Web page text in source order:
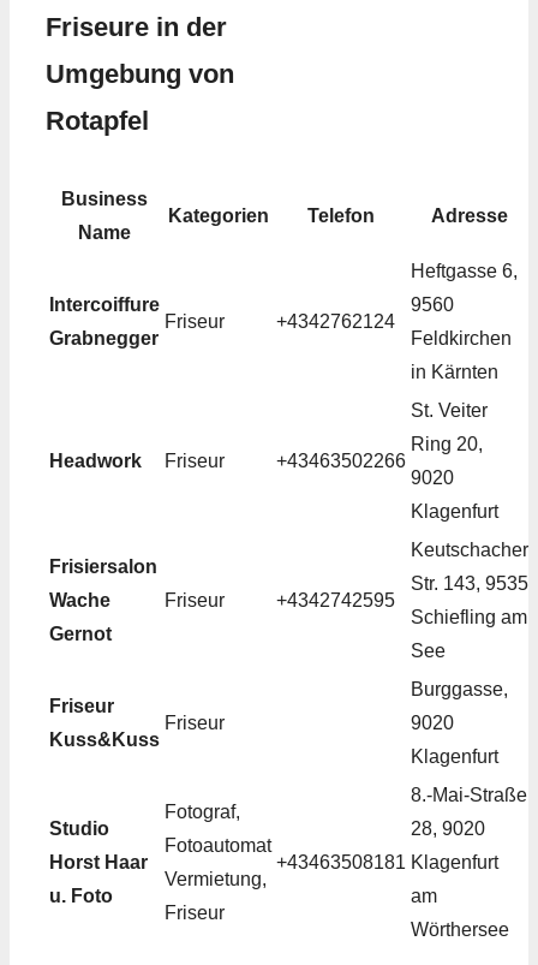
Friseure in der
Umgebung von
Rotapfel
Business
Name
Kategorien Telefon Adresse
Intercoiffure
Grabnegger
Friseur +4342762124
Heftgasse 6,
9560
Feldkirchen
in Kärnten
Headwork Friseur +43463502266
St. Veiter
Ring 20,
9020
Klagenfurt
Frisiersalon
Wache
Gernot
Friseur +4342742595
Keutschacher
Str. 143, 9535
Schiefling am
See
Friseur
Kuss&Kuss
Friseur
Burggasse,
9020
Klagenfurt
Studio
Horst Haar
u. Foto
Fotograf,
Fotoautomat
Vermietung,
Friseur
+43463508181
8.-Mai-Straße
28, 9020
Klagenfurt
am
Wörthersee